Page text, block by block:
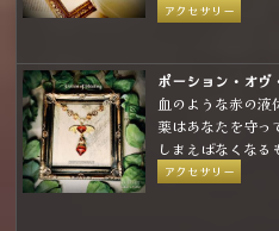
アクセサリー
ポーション・オヴ
血のような赤の液
薬はあなたを守ってくれる
しまえばなくなる
考えて…
アクセサリー